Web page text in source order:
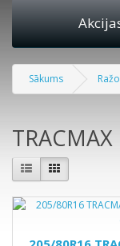
Sākums
TRACMAX